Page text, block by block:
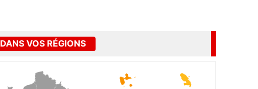
DANS VOS RÉGIONS